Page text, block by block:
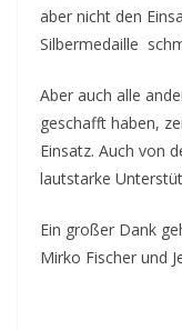
aber nicht den
Silbermedaille
Aber auch alle
geschafft haben,
Einsatz. Auch von
lautstarke
Ein großer Dank
Mirko Fischer und